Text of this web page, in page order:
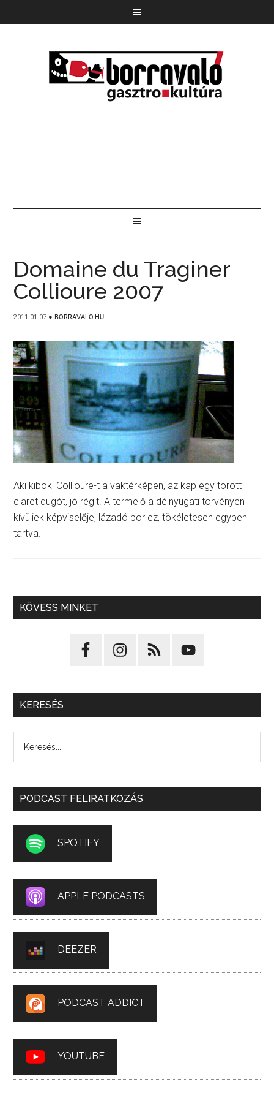
Domaine du Traginer
Collioure 2007
2011-01-07 ● BORRAVALO.HU
Aki kiböki Collioure-t a vaktérképen, az kap egy törött
claret dugót, jó régit. A termelő a délnyugati törvényen
kívüliek képviselője, lázadó bor ez, tökéletesen egyben
tartva.
KÖVESS MINKET
KERESÉS
PODCAST FELIRATKOZÁS
SPOTIFY
APPLE PODCASTS
DEEZER
PODCAST ADDICT
YOUTUBE